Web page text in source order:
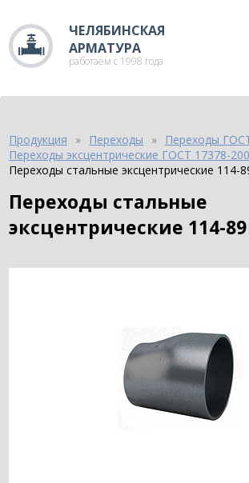
ЧЕЛЯБИНСКАЯ
АРМАТУРА
работаем с 1998 года
Продукция Переходы
Переходы
Переходы эксцентрические ГОСТ 17378-
Переходы стальные эксцентрические 114-
Переходы стальные
эксцентрические 114-